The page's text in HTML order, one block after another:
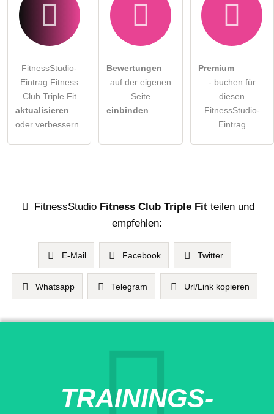
FitnessStudio-
Eintrag Fitness
Club Triple Fit
aktualisieren
oder verbessern
Bewertungen
auf der eigenen
Seite
einbinden
Premium
- buchen für
diesen
FitnessStudio-
Eintrag
FitnessStudio Fitness Club Triple Fitteilen und
empfehlen:
E-Mail Facebook Twitter
Whatsapp Telegram Url/Link kopieren
TRAININGS-